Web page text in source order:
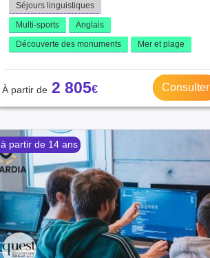
Séjours linguistiques
Multi-sports
Anglais
Découverte des monuments
Mer et plage
2 805 Consulter
à partir de 14 ans